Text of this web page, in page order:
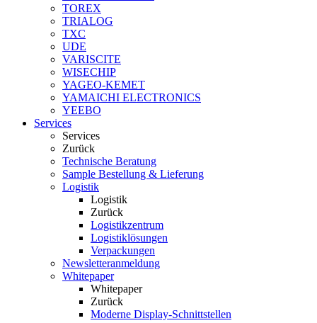
TOREX
TRIALOG
TXC
UDE
VARISCITE
WISECHIP
YAGEO-KEMET
YAMAICHI ELECTRONICS
YEEBO
Services
Services
Zurück
Technische Beratung
Sample Bestellung & Lieferung
Logistik
Logistik
Zurück
Logistikzentrum
Logistiklösungen
Verpackungen
Newsletteranmeldung
Whitepaper
Whitepaper
Zurück
Moderne Display-Schnittstellen